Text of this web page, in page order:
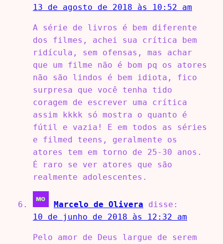
13 de agosto de 2018 às 10:52 am
A série de livros é bem diferente
dos filmes, achei sua crítica bem
ridícula, sem ofensas, mas achar
que um filme não é bom pq os atores
não são lindos é bem idiota, fico
surpresa que você tenha tido
coragem de escrever uma crítica
assim kkkk só mostra o quanto é
fútil e vazia! E em todos as séries
e filmed teens, geralmente os
atores tem em torno de 25-30 anos.
É raro se ver atores que são
realmente adolescentes.
Marcelo de Olivera
disse:
10 de junho de 2018 às 12:32 am
Pelo amor de Deus largue de serem